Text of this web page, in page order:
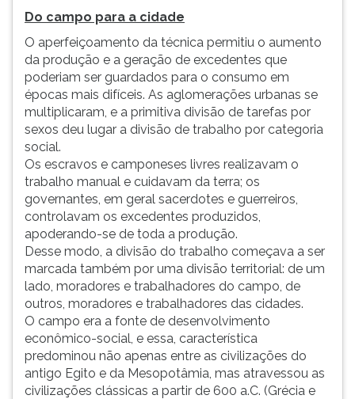
direita
Para
menu
principal
pressione
tecla
depois
Pressione
para
ouvir
essa
instrução
novamente.
Do campo para a cidade
O aperfeiçoamento da técnica permitiu o aumento
da produção e a geração de excedentes que
poderiam ser guardados para o consumo em
épocas mais difíceis. As aglomerações urbanas se
multiplicaram, e a primitiva divisão de tarefas por
sexos deu lugar a divisão de trabalho por categoria
social.
Os escravos e camponeses livres realizavam o
trabalho manual e cuidavam da terra; os
governantes, em geral sacerdotes e guerreiros,
controlavam os excedentes produzidos,
apoderando-se de toda a produção.
Desse modo, a divisão do trabalho começava a ser
marcada também por uma divisão territorial: de um
lado, moradores e trabalhadores do campo, de
outros, moradores e trabalhadores das cidades.
O campo era a fonte de desenvolvimento
econômico-social, e essa, característica
predominou não apenas entre as civilizações do
antigo Egito e da Mesopotâmia, mas atravessou as
civilizações clássicas a partir de 600 a.C. (Grécia e